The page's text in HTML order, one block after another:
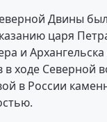
Двины
царя
и
ходе Северной
в России